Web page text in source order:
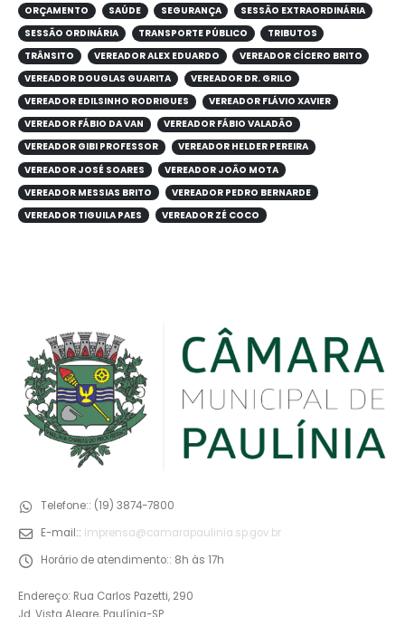
ORÇAMENTO
SAÚDE SEGURANÇA
SESSÃO EXTRAORDINÁRIA
SESSÃO ORDINÁRIA
TRANSPORTE PÚBLICO
TRIBUTOS
TRÂNSITO
VEREADOR ALEX EDUARDO
VEREADOR CÍCERO BRITO
VEREADOR DOUGLAS GUARITA
VEREADOR DR. GRILO
VEREADOR EDILSINHO RODRIGUES
VEREADOR FLÁVIO XAVIER
VEREADOR FÁBIO DA VAN
VEREADOR FÁBIO VALADÃO
VEREADOR GIBI PROFESSOR
VEREADOR HELDER PEREIRA
VEREADOR JOSÉ SOARES
VEREADOR JOÃO MOTA
VEREADOR MESSIAS BRITO
VEREADOR PEDRO BERNARDE
VEREADOR TIGUILA PAES
VEREADOR ZÉ COCO
Telefone:: (19) 3874-7800
E-mail:: imprensa@camarapaulinia.sp.gov.br
Horário de atendimento:: 8h às 17h
Endereço: Rua Carlos Pazetti, 290